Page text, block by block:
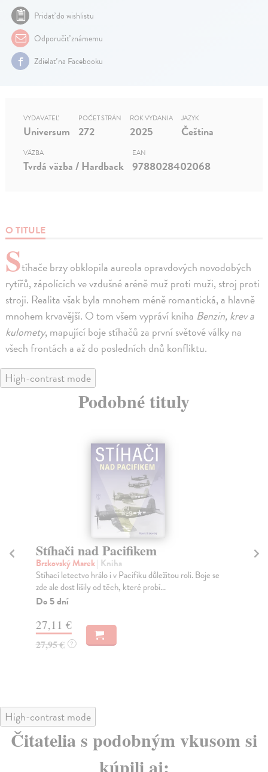
Pridať do wishlistu
Odporučiť známemu
Zdielať na Facebooku
O TITULE
Stíhače brzy obklopila aureola opravdových novodobých
rytířů, zápolících ve vzdušné aréně muž proti muži, stroj proti
stroji. Realita však byla mnohem méně romantická, a hlavně
mnohem krvavější. O tom všem vypráví kniha Benzin, krev a
kulomety, mapující boje stíhačů za první světové války na
všech frontách a až do posledních dnů konfliktu.
VYDAVATEĽ
Universum
POČET STRÁN
272
ROK VYDANIA
2025
JAZYK
Čeština
VÄZBA
Tvrdá väzba / Hardback
EAN
9788028402068
High-contrast mode
Podobné tituly
Stíhači nad Pacifikem
Brzkovský Marek| Kniha
Stíhací letectvo hrálo i v Pacifiku důležitou roli. Boje se
zde ale dost lišily od těch, které probí...
Do 5 dní
27,11 €
27,95 € ?
High-contrast mode
Čitatelia s podobným vkusom si
kúpili aj: